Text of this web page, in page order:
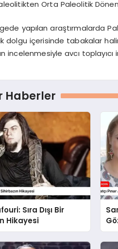
Orta Paleolitik
yapılan araştırmalarda
dolgu içerisinde tabakalar
incelenmesiyle avcı
Haberler
Sıra Dışı Bir
Hikayesi